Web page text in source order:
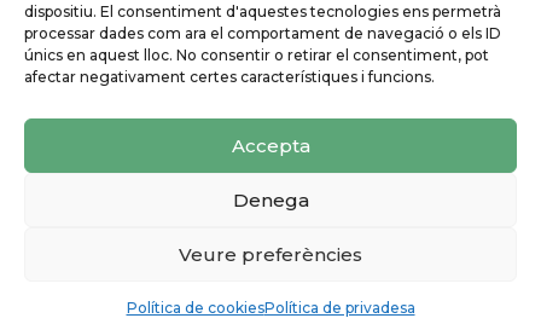
dispositiu. El consentiment d'aquestes tecnologies ens permetrà
processar dades com ara el comportament de navegació o els ID
únics en aquest lloc. No consentir o retirar el consentiment, pot
afectar negativament certes característiques i funcions.
Accepta
Denega
Veure preferències
Política de cookiesPolítica de privadesa
girona@catac.cat
Federació territorial de Tarragona
tarragona@catac.cat
Avís legal|Política de privadesa|Política de Cookies